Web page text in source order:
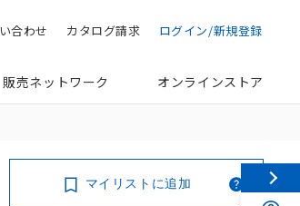
ログイン/新規登録
カタログ請求
合わせ
販売ネットワーク オンラインストア
マイリストに追加